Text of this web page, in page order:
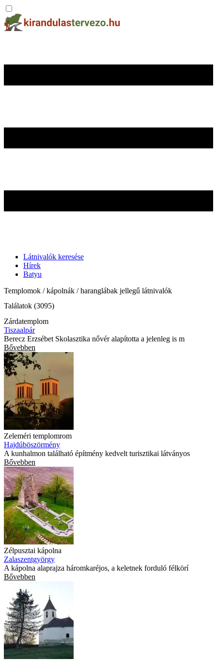
Látnivalók keresése
Hírek
Batyu
Templomok / kápolnák / haranglábak jellegű látnivalók
Találatok (3095)
Zárdatemplom
Tiszaalpár
Berecz Erzsébet Skolasztika nővér alapította a jelenleg is m
Bővebben
Zeleméri templomrom
Hajdúböszörmény
A kunhalmon található építmény kedvelt turisztikai látványos
Bővebben
Zélpusztai kápolna
Zalaszentgyörgy
A kápolna alaprajza háromkaréjos, a keletnek forduló félkörí
Bővebben